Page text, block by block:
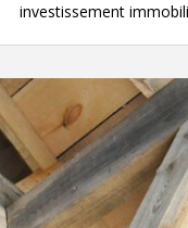
investissement